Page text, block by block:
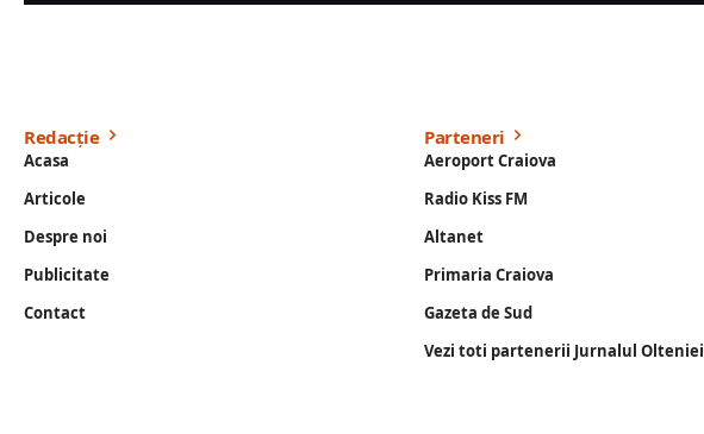
Redacție
Acasa
Articole
Despre noi
Publicitate
Contact
Parteneri
Aeroport Craiova
Radio Kiss FM
Altanet
Primaria Craiova
Gazeta de Sud
Vezi toti partenerii Jurnalul Olteniei